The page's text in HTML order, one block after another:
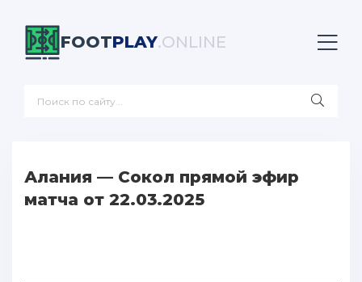
FOOTPLAY.ONLINE
Алания — Сокол прямой эфир
матча от 22.03.2025